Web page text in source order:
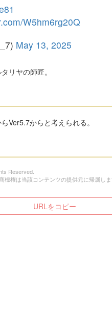
W5hm6rg20Q
May 13, 2025
リヤの師匠。
Ver5.7からと考えられる。
Reserved.
標権は当該コンテンツの提供元に帰属し
URLをコピー